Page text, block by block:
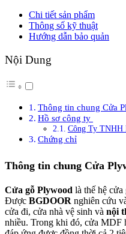
Chi tiết sản phẩm
Thông số kỹ thuật
Hướng dẫn bảo quản
Nội Dung
Thông tin chung Cửa
Hồ sơ công ty
Công Ty TNHH
Chứng chỉ
Thông tin chung Cửa
Cửa gỗ Plywood là thế hệ
Được BGDOOR nghiên cứu
cửa đi, cửa nhà vệ sinh và nội
nhiều. Trong khi đó, cửa MDF